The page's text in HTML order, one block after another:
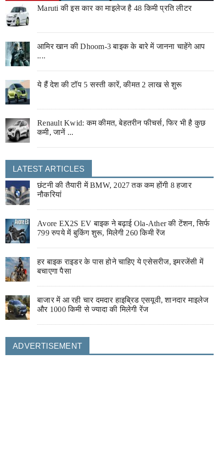
Maruti की इस कार का माइलेज है 48 किमी प्रति लीटर
आमिर खान की Dhoom-3 बाइक के बारे में जानना चाहेंगे आप
....
ये हैं देश की टॉप 5 सस्ती कारें, कीमत 2 लाख से शुरू
Renault Kwid: कम कीमत, बेहतरीन फीचर्स, फिर भी है कुछ
कमी, जानें ...
LATEST ARTICLES
छंटनी की तैयारी में BMW, 2027 तक कम होंगी 8 हजार
नौकरियां
Avore EX2S EV बाइक ने बढ़ाई Ola-Ather की टेंशन, सिर्फ
799 रुपये में बुकिंग शुरू, मिलेगी 260 किमी रेंज
हर बाइक राइडर के पास होने चाहिए ये एसेसरीज, इमरजेंसी में
बचाएगा पैसा
बाजार में आ रही चार दमदार हाइब्रिड एसयूवी, शानदार माइलेज
और 1000 किमी से ज्यादा की मिलेगी रेंज
ADVERTISEMENT